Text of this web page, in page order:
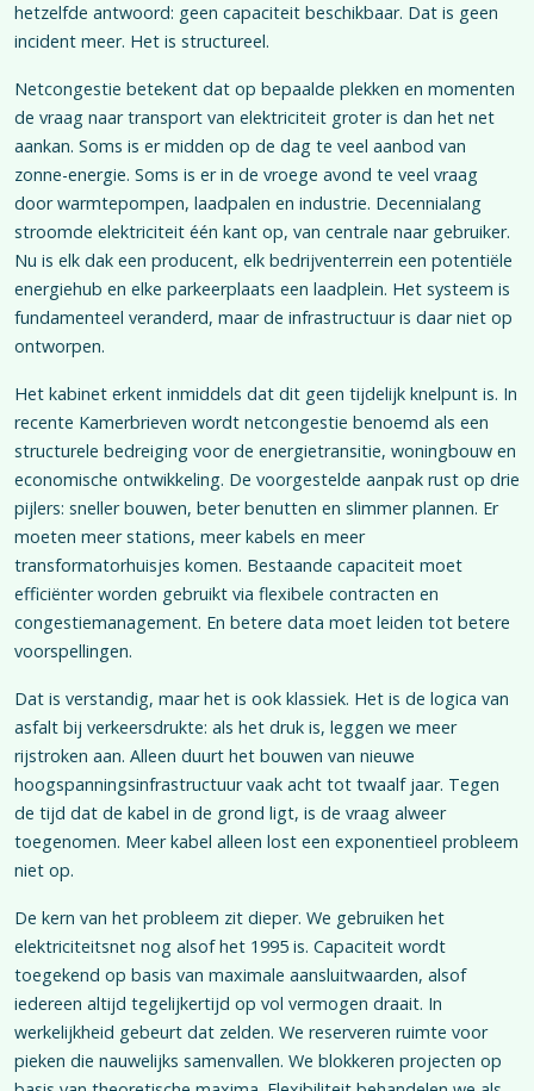
hetzelfde antwoord: geen capaciteit beschikbaar. Dat is geen
incident meer. Het is structureel.
Netcongestie betekent dat op bepaalde plekken en momenten
de vraag naar transport van elektriciteit groter is dan het net
aankan. Soms is er midden op de dag te veel aanbod van
zonne-energie. Soms is er in de vroege avond te veel vraag
door warmtepompen, laadpalen en industrie. Decennialang
stroomde elektriciteit één kant op, van centrale naar gebruiker.
Nu is elk dak een producent, elk bedrijventerrein een potentiële
energiehub en elke parkeerplaats een laadplein. Het systeem is
fundamenteel veranderd, maar de infrastructuur is daar niet op
ontworpen.
Het kabinet erkent inmiddels dat dit geen tijdelijk knelpunt is. In
recente Kamerbrieven wordt netcongestie benoemd als een
structurele bedreiging voor de energietransitie, woningbouw en
economische ontwikkeling. De voorgestelde aanpak rust op drie
pijlers: sneller bouwen, beter benutten en slimmer plannen. Er
moeten meer stations, meer kabels en meer
transformatorhuisjes komen. Bestaande capaciteit moet
efficiënter worden gebruikt via flexibele contracten en
congestiemanagement. En betere data moet leiden tot betere
voorspellingen.
Dat is verstandig, maar het is ook klassiek. Het is de logica van
asfalt bij verkeersdrukte: als het druk is, leggen we meer
rijstroken aan. Alleen duurt het bouwen van nieuwe
hoogspanningsinfrastructuur vaak acht tot twaalf jaar. Tegen
de tijd dat de kabel in de grond ligt, is de vraag alweer
toegenomen. Meer kabel alleen lost een exponentieel probleem
niet op.
De kern van het probleem zit dieper. We gebruiken het
elektriciteitsnet nog alsof het 1995 is. Capaciteit wordt
toegekend op basis van maximale aansluitwaarden, alsof
iedereen altijd tegelijkertijd op vol vermogen draait. In
werkelijkheid gebeurt dat zelden. We reserveren ruimte voor
pieken die nauwelijks samenvallen. We blokkeren projecten op